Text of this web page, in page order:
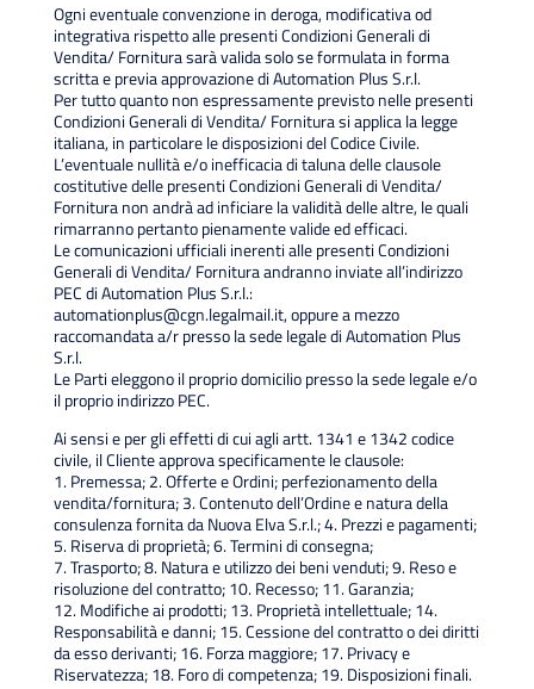
Ogni eventuale convenzione in deroga, modificativa od
integrativa rispetto alle presenti Condizioni Generali di
Vendita/ Fornitura sarà valida solo se formulata in forma
scritta e previa approvazione di Automation Plus S.r.l.
Per tutto quanto non espressamente previsto nelle presenti
Condizioni Generali di Vendita/ Fornitura si applica la legge
italiana, in particolare le disposizioni del Codice Civile.
L’eventuale nullità e/o inefficacia di taluna delle clausole
costitutive delle presenti Condizioni Generali di Vendita/
Fornitura non andrà ad inficiare la validità delle altre, le quali
rimarranno pertanto pienamente valide ed efficaci.
Le comunicazioni ufficiali inerenti alle presenti Condizioni
Generali di Vendita/ Fornitura andranno inviate all’indirizzo
PEC di Automation Plus S.r.l.:
automationplus@cgn.legalmail.it, oppure a mezzo
raccomandata a/r presso la sede legale di Automation Plus
S.r.l.
Le Parti eleggono il proprio domicilio presso la sede legale e/o
il proprio indirizzo PEC.
Ai sensi e per gli effetti di cui agli artt. 1341 e 1342 codice
civile, il Cliente approva specificamente le clausole:
1. Premessa; 2. Offerte e Ordini; perfezionamento della
vendita/fornitura; 3. Contenuto dell’Ordine e natura della
consulenza fornita da Nuova Elva S.r.l.; 4. Prezzi e pagamenti;
5. Riserva di proprietà; 6. Termini di consegna;
7. Trasporto; 8. Natura e utilizzo dei beni venduti; 9. Reso e
risoluzione del contratto; 10. Recesso; 11. Garanzia;
12. Modifiche ai prodotti; 13. Proprietà intellettuale; 14.
Responsabilità e danni; 15. Cessione del contratto o dei diritti
da esso derivanti; 16. Forza maggiore; 17. Privacy e
Riservatezza; 18. Foro di competenza; 19. Disposizioni finali.